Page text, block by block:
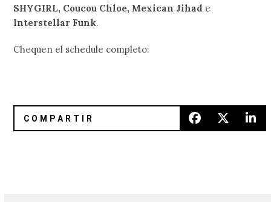
SHYGIRL, Coucou Chloe, Mexican Jihad e
Interstellar Funk.
Chequen el schedule completo: